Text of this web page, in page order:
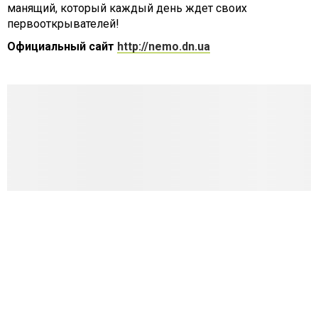
манящий, который каждый день ждет своих
первооткрывателей!
Официальный сайт http://nemo.dn.ua